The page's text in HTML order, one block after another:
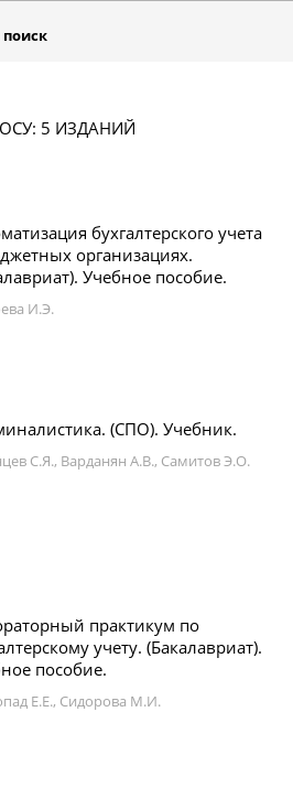
5 ИЗДАНИЙ
бухгалтерского учета
организациях.
Учебное пособие.
И.Э.
(СПО). Учебник.
С.Я., Варданян А.В., Самитов Э.О.
практикум по
учету. (Бакалавриат).
пособие.
Е.Е., Сидорова М.И.